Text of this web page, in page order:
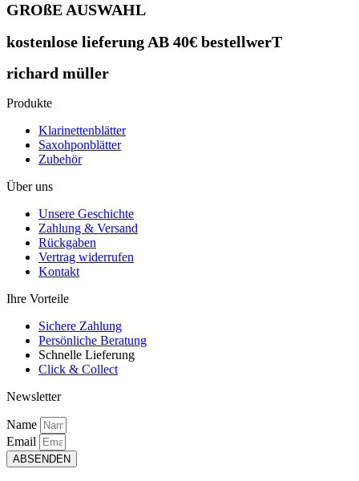
können
der
Produktseite
gewählt
GROßE AUSWAHL
kostenlose lieferung AB 40€ bestellwerT
richard müller
Produkte
Klarinettenblätter
Saxohponblätter
Zubehör
Über uns
Unsere Geschichte
Zahlung & Versand
Rückgaben
Vertrag widerrufen
Kontakt
Ihre Vorteile
Sichere Zahlung
Persönliche Beratung
Schnelle Lieferung
Click & Collect
Newsletter
Name
Email
ABSENDEN